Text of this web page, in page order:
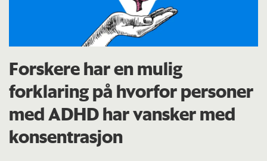
Forskere har en mulig
forklaring på hvorfor personer
med ADHD har vansker med
konsentrasjon